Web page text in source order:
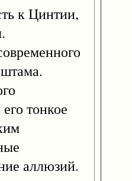
к Цинтии,
тонкое
аллюзий.